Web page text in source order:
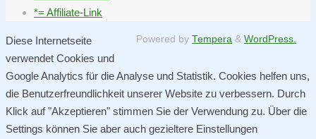
*= Affiliate-Link
Powered by Tempera & WordPress.
Diese Internetseite
verwendet Cookies und
Google Analytics für die Analyse und Statistik. Cookies helfen uns,
die Benutzerfreundlichkeit unserer Website zu verbessern. Durch
Klick auf "Akzeptieren" stimmen Sie der Verwendung zu. Über die
Settings können Sie aber auch gezieltere Einstellungen